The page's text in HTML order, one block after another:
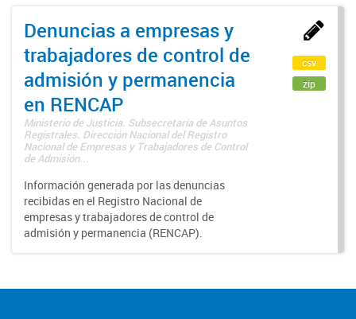
Denuncias a empresas y
trabajadores de control de
admisión y permanencia
en RENCAP
Ministerio de Justicia. Subsecretaría de Asuntos
Registrales. Dirección Nacional del Registro
Nacional de Empresas y Trabajadores de Control
de Admisión...
Información generada por las denuncias
recibidas en el Registro Nacional de
empresas y trabajadores de control de
admisión y permanencia (RENCAP).
csv
zip